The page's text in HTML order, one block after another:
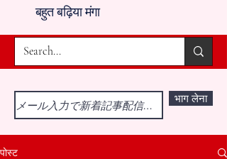
बहुत बढ़िया मंगा
भाग लेना
पोस्ट